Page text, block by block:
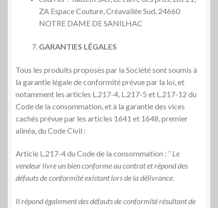
ZA Espace Couture, Créavallée Sud, 24660
NOTRE DAME DE SANILHAC
GARANTIES LÉGALES
Tous les produits proposés par la Société sont soumis à
la garantie légale de conformité prévue par la loi, et
notamment les articles L.217-4, L.217-5 et L.217-12 du
Code de la consommation, et à la garantie des vices
cachés prévue par les articles 1641 et 1648, premier
alinéa, du Code Civil :
Article L.217-4 du Code de la consommation : ‘’ Le
vendeur livre un bien conforme au contrat et répond des
défauts de conformité existant lors de la délivrance.
Il répond également des défauts de conformité résultant de